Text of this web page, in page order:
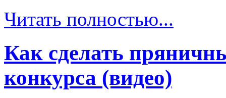
Читать полностью...
Как сделать
конкурса (видео)